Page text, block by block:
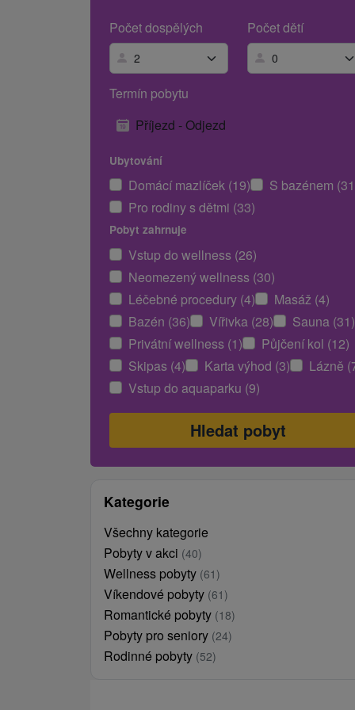
Počet dospělých
Počet dětí
Termín pobytu
Příjezd - Odjezd
Ubytování
Domácí mazlíček (19)
S bazénem
Pro rodiny s dětmi (33)
Pobyt zahrnuje
Vstup do wellness (26)
Neomezený wellness (30)
Léčebné procedury (4)
Masáž (4)
Bazén (36)
Vířivka (28)
Sauna (31)
Privátní wellness (1)
Půjčení kol (12)
Skipas (4)
Karta výhod (3)
Lázně
Vstup do aquaparku (9)
Kategorie
Všechny kategorie
Pobyty v akci (40)
Wellness pobyty (61)
Víkendové pobyty (61)
Romantické pobyty (18)
Pobyty pro seniory (24)
Rodinné pobyty (52)